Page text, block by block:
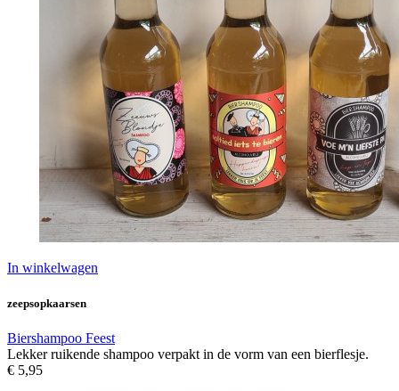
In winkelwagen
zeepsopkaarsen
Biershampoo Feest
Lekker ruikende shampoo verpakt in de vorm van een bierflesje.
€ 5,95